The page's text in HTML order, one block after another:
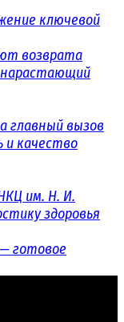
ключевой
возврата
главный вызов
и качество
им. Н. И.
здоровья
готовое